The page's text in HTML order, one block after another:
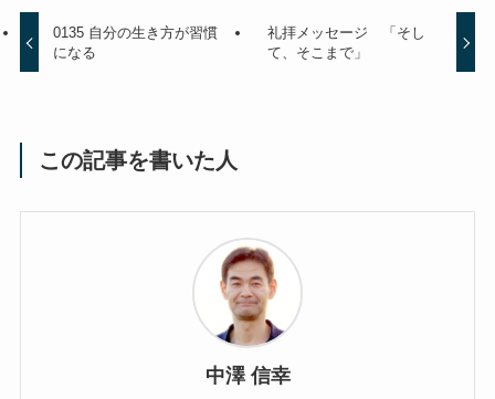
0135 自分の生き方が習慣
になる
礼拝メッセージ 「そし
て、そこまで」
この記事を書いた人
中澤 信幸